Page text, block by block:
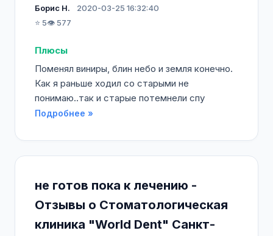
Борис Н.
2020-03-25 16:32:40
⭐ 5👁️ 577
Плюсы
Поменял виниры, блин небо и земля конечно.
Как я раньше ходил со старыми не
понимаю..так и старые потемнели спу
Подробнее »
не готов пока к лечению -
Отзывы о Стоматологическая
клиника "World Dent" Санкт-